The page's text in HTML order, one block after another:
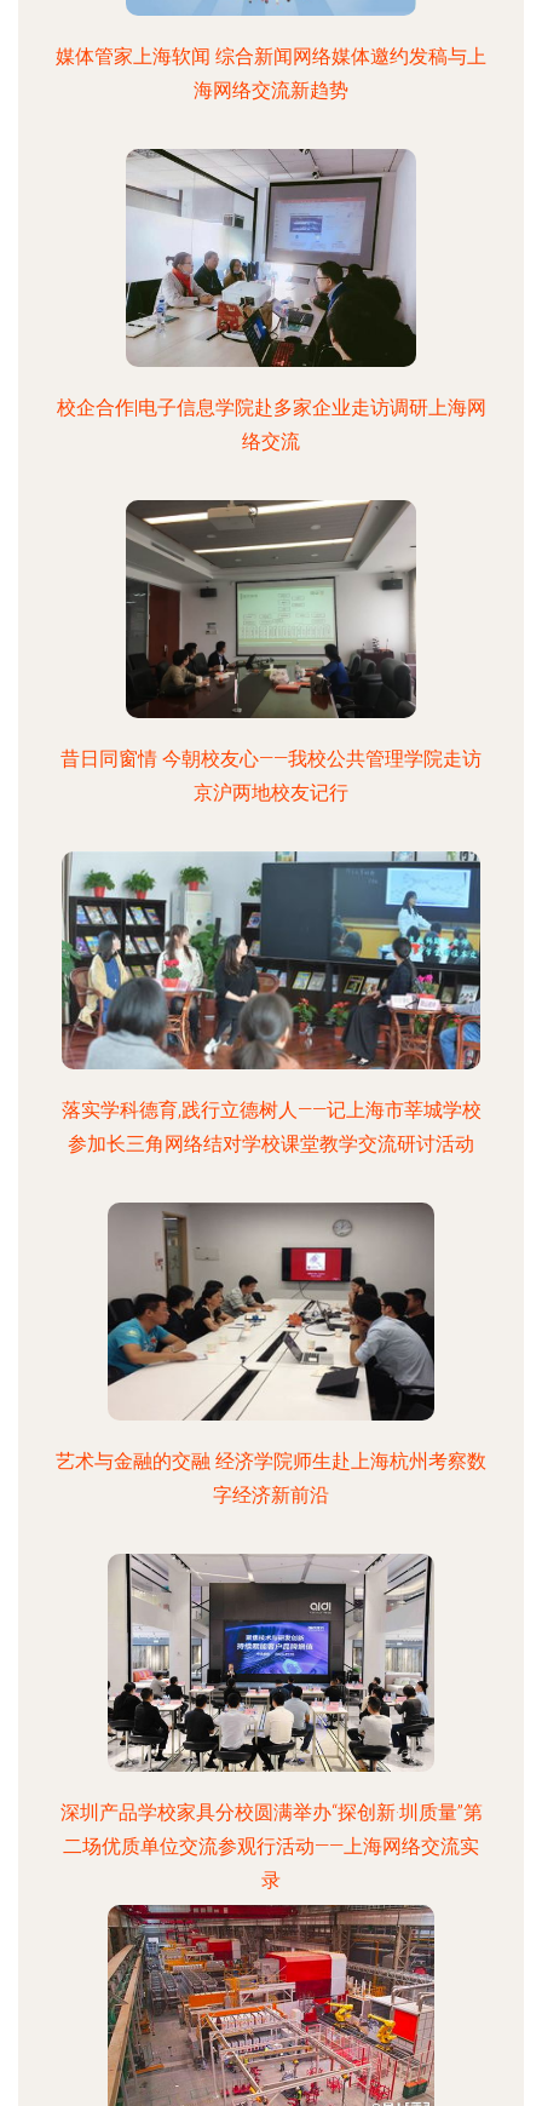
媒体管家上海软闻 综合新闻网络媒体邀约发稿与上
海网络交流新趋势
校企合作|电子信息学院赴多家企业走访调研上海网
络交流
昔日同窗情 今朝校友心——我校公共管理学院走访
京沪两地校友记行
落实学科德育,践行立德树人——记上海市莘城学校
参加长三角网络结对学校课堂教学交流研讨活动
艺术与金融的交融 经济学院师生赴上海杭州考察数
字经济新前沿
深圳产品学校家具分校圆满举办“探创新·圳质量”第
二场优质单位交流参观行活动——上海网络交流实
录